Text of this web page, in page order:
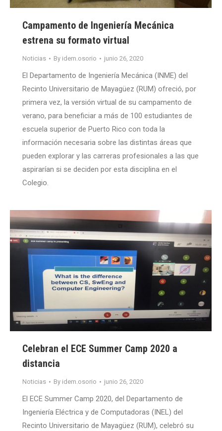
Campamento de Ingeniería Mecánica
estrena su formato virtual
Noticias By idem.osorio junio 26, 2020
El Departamento de Ingeniería Mecánica (INME) del
Recinto Universitario de Mayagüez (RUM) ofreció, por
primera vez, la versión virtual de su campamento de
verano, para beneficiar a más de 100 estudiantes de
escuela superior de Puerto Rico con toda la
información necesaria sobre las distintas áreas que
pueden explorar y las carreras profesionales a las que
aspirarían si se deciden por esta disciplina en el
Colegio.
Celebran el ECE Summer Camp 2020 a
distancia
Noticias By idem.osorio junio 26, 2020
El ECE Summer Camp 2020, del Departamento de
Ingeniería Eléctrica y de Computadoras (INEL) del
Recinto Universitario de Mayagüez (RUM), celebró su